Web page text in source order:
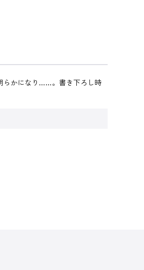
らかになり……。書き下ろし時